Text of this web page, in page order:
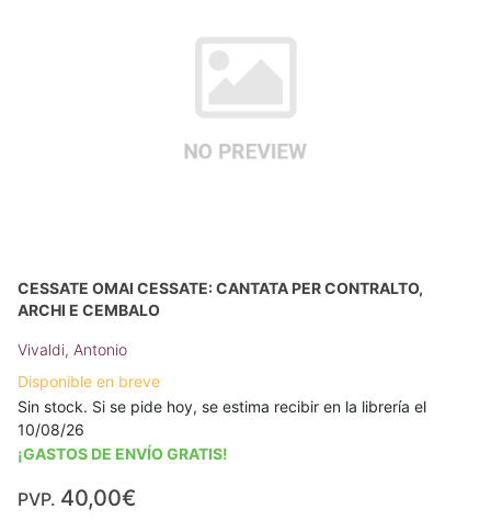
CESSATE OMAI CESSATE: CANTATA PER CONTRALTO,
ARCHI E CEMBALO
Vivaldi, Antonio
Disponible en breve
Sin stock. Si se pide hoy, se estima recibir en la librería el
10/08/26
¡GASTOS DE ENVÍO GRATIS!
PVP. 40,00€